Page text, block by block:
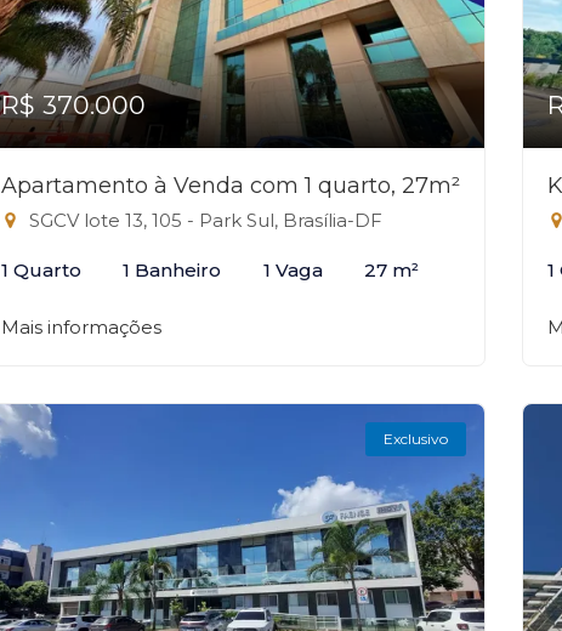
R$ 370.000
Apartamento à Venda com 1 quarto, 27m²
SGCV lote 13, 105 - Park Sul, Brasília-DF
1 Quarto 1 Banheiro 1 Vaga 27 m²
Mais informações
Exclusivo